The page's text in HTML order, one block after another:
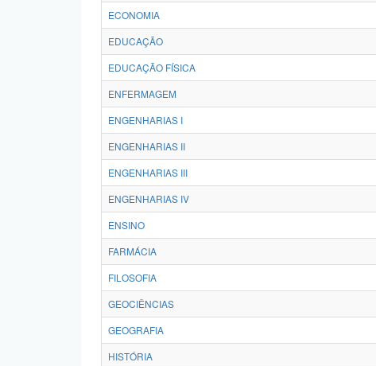
ECONOMIA
EDUCAÇÃO
EDUCAÇÃO FÍSICA
ENFERMAGEM
ENGENHARIAS I
ENGENHARIAS II
ENGENHARIAS III
ENGENHARIAS IV
ENSINO
FARMÁCIA
FILOSOFIA
GEOCIÊNCIAS
GEOGRAFIA
HISTÓRIA